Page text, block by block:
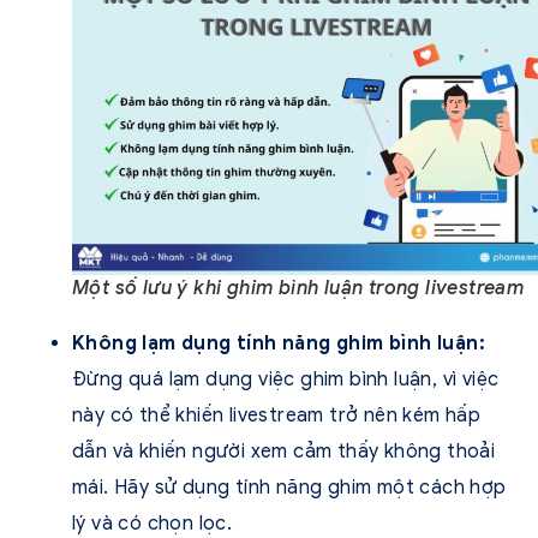
Một số lưu ý khi ghim bình luận trong livestream
Không lạm dụng tính năng ghim bình luận:
Đừng quá lạm dụng việc ghim bình luận, vì việc
này có thể khiến livestream trở nên kém hấp
dẫn và khiến người xem cảm thấy không thoải
mái. Hãy sử dụng tính năng ghim một cách hợp
lý và có chọn lọc.